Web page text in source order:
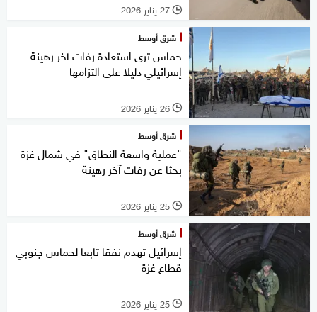
l 27 يناير 2026
شرق أوسط
حماس ترى استعادة رفات آخر رهينة
إسرائيلي دليلا على التزامها
l 26 يناير 2026
شرق أوسط
"عملية واسعة النطاق" في شمال غزة
بحثا عن رفات آخر رهينة
l 25 يناير 2026
شرق أوسط
إسرائيل تهدم نفقا تابعا لحماس جنوبي
قطاع غزة
l 25 يناير 2026